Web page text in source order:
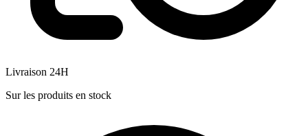
Livraison 24H
Sur les produits en stock